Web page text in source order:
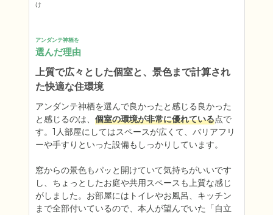
け
アンダンテ神栖を
選んだ理由
上質で広々とした個室と、景色まで計算され
た快適な住環境
アンダンテ神栖を選んで良かったと感じる良かった
と感じるのは、 個室の環境が非常に優れている点で
す。1人部屋にしてはスペースが広くて、バリアフリ
ーや手すりといった設備もしっかりしています。
窓からの景色もパッと開けていて気持ちがいいです
し、ちょっとしたお庭や共用スペースも上質な感じ
がしました。お部屋にはトイレやお風呂、キッチン
まで全部付いているので、本人が望んでいた「自立